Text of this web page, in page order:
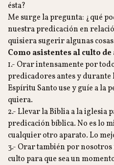
ésta?
Me surge la pregunta: ¿qué
nuestra predicación en
quisiera sugerir algunas
Como asistentes al culto
1.- Orar intensamente por
predicadores antes y durante
Espíritu Santo use y guíe a la
quiera.
2.- Llevar la Biblia a la iglesia
predicación bíblica. No es lo
cualquier otro aparato. Lo
3.- Orar también por
culto para que sea un